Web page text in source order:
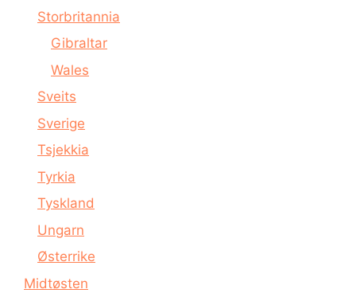
Storbritannia
Gibraltar
Wales
Sveits
Sverige
Tsjekkia
Tyrkia
Tyskland
Ungarn
Østerrike
Midtøsten